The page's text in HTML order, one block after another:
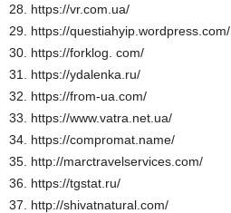
28. https://vr.com.ua/
29. https://questiahyip.wordpress.com/
30. https://forklog. com/
31. https://ydalenka.ru/
32. https://from-ua.com/
33. https://www.vatra.net.ua/
34. https://compromat.name/
35. http://marctravelservices.com/
36. https://tgstat.ru/
37. http://shivatnatural.com/